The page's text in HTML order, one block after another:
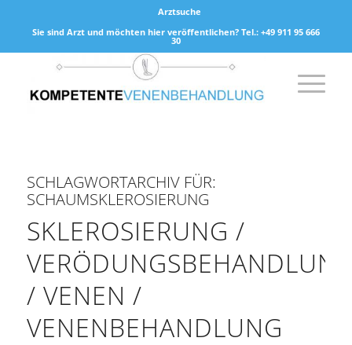
Arztsuche
Sie sind Arzt und möchten hier veröffentlichen? Tel.: +49 911 95 666
30
SCHLAGWORTARCHIV FÜR:
SCHAUMSKLEROSIERUNG
SKLEROSIERUNG /
/ VENEN /
VENENBEHANDLUNG